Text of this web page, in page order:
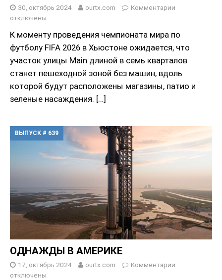
30, октябрь 2024 ourtx.com
Комментарии
отключены
К моменту проведения чемпионата мира по
футболу FIFA 2026 в Хьюстоне ожидается, что
участок улицы Main длиной в семь кварталов
станет пешеходной зоной без машин, вдоль
которой будут расположены магазины, патио и
зеленые насаждения. […]
ВЫПУСК # 639
ОДНАЖДЫ В АМЕРИКЕ
17, октябрь 2024 ourtx.com
Комментарии
отключены